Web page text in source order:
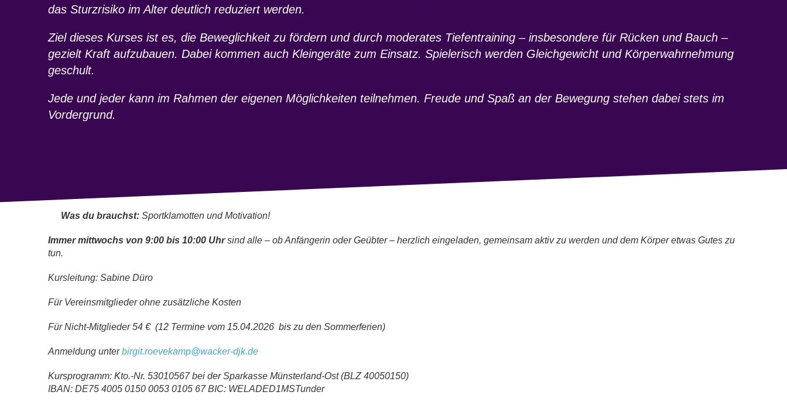
das Sturzrisiko im Alter deutlich reduziert werden.
Ziel dieses Kurses ist es, die Beweglichkeit zu fördern und durch moderates Tiefentraining – insbesondere für Rücken und Bauch –
gezielt Kraft aufzubauen. Dabei kommen auch Kleingeräte zum Einsatz. Spielerisch werden Gleichgewicht und Körperwahrnehmung
geschult.
Jede und jeder kann im Rahmen der eigenen Möglichkeiten teilnehmen. Freude und Spaß an der Bewegung stehen dabei stets im
Vordergrund.
Was du brauchst: Sportklamotten und Motivation!
Immer mittwochs von 9:00 bis 10:00 Uhrsind alle – ob Anfängerin oder Geübter – herzlich eingeladen, gemeinsam aktiv zu werden und dem Körper etwas Gutes zu
tun.
Kursleitung: Sabine Düro
Für Vereinsmitglieder ohne zusätzliche Kosten
Für Nicht-Mitglieder 54 € (12 Termine vom 15.04.2026 bis zu den Sommerferien)
Anmeldung unterbirgit.roevekamp@wacker-djk.de
Kursprogramm: Kto.-Nr. 53010567 bei der Sparkasse Münsterland-Ost (BLZ 40050150)
IBAN: DE75 4005 0150 0053 0105 67 BIC: WELADED1MSTunder